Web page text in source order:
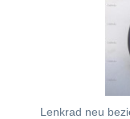
Lenkrad neu